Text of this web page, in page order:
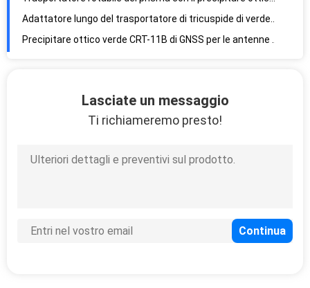
Adattatore lungo del trasportatore di tricuspide di verde della bolla CRT12 per TPS GNSS
Precipitare ottico verde CRT-11B di GNSS per le antenne di RTK GPS
Adattatore multifunzionale del rilascio rapido con il trasportatore di tricuspide
Lasciate un messaggio
Ti richiameremo presto!